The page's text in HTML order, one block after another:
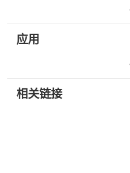
应用
相关链接